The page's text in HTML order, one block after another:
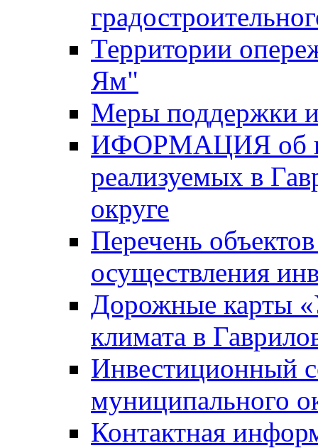
Территории
Ям"
Меры поддержки
ИФОРМАЦИЯ об
реализуемых в
округе
Перечень
осуществления
Дорожные карты
климата в
Инвестиционный
муниципального
Контактная